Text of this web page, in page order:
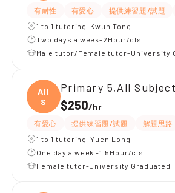
有耐性 有愛心 提供練習題/試題
1 to 1 tutoring-Kwun Tong
Two days a week-2Hour/cls
Male tutor/Female tutor-University
All
S
Primary 5,All
$250/hr
有愛心 提供練習題/試題 解題思路
1 to 1 tutoring-Yuen Long
One day a week -1.5Hour/cls
Female tutor-University Graduated